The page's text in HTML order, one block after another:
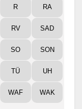
R RA
RV SAD
SO SON
TÜ UH
WAF WAK